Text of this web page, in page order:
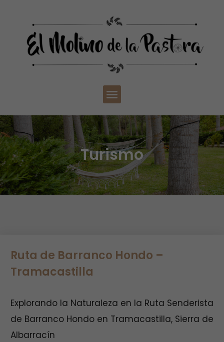
Turismo
Ruta de Barranco Hondo –
Tramacastilla
Explorando la Naturaleza en la Ruta Senderista
de Barranco Hondo en Tramacastilla, Sierra de
Albarracín